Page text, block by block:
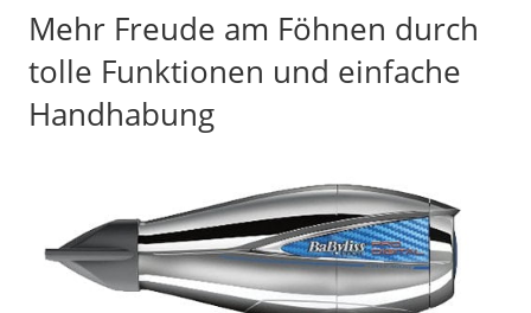
Mehr Freude am Föhnen durch
tolle Funktionen und einfache
Handhabung